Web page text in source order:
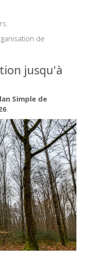
de
jusqu'à
Simple de
.